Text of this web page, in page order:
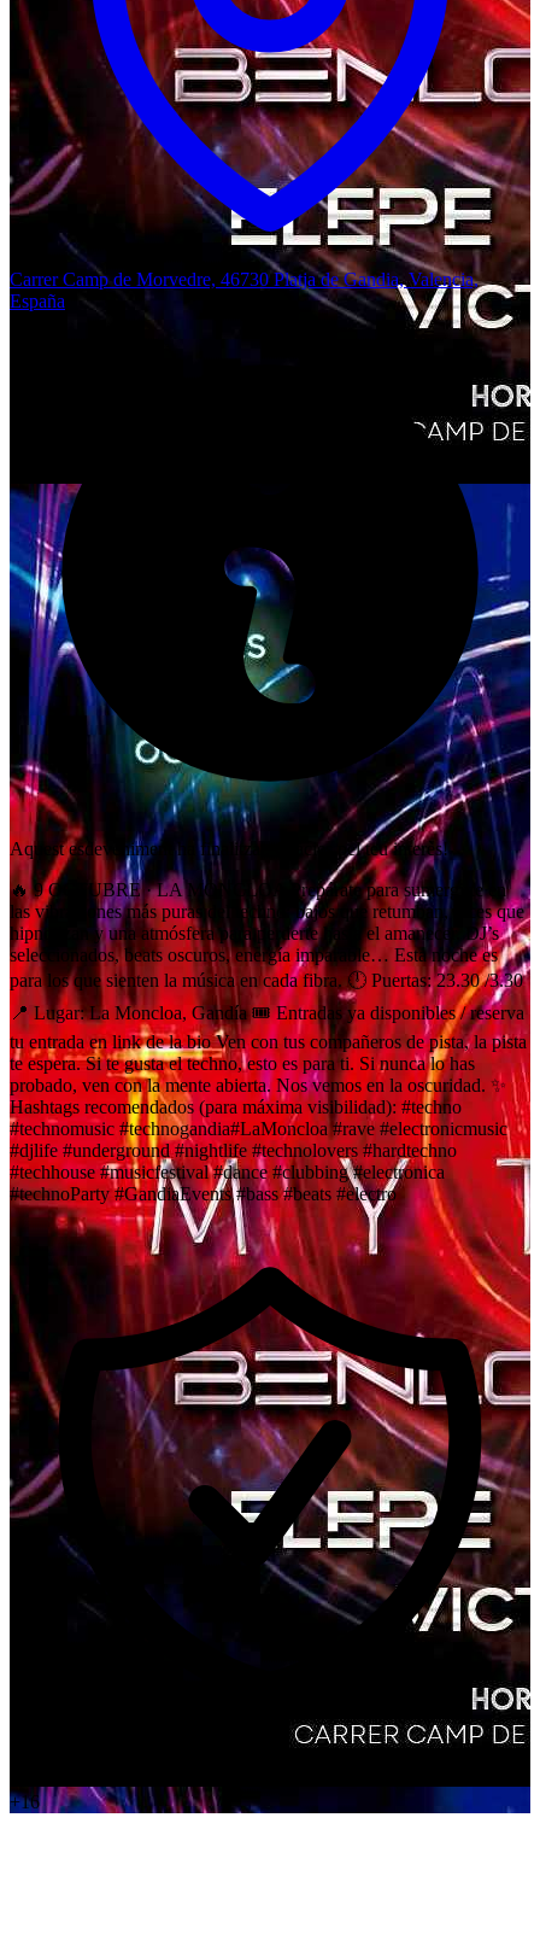
Carrer Camp de Morvedre, 46730 Platja de Gandia, Valencia,
España
Aquest esdeveniment ha finalitzat. Gràcies pel teu interès!
🔥 9 OCTUBRE · LA MONCLOA Prepárate para sumergirte en
las vibraciones más puras del techno: bajos que retumban, luces que
hipnotizan y una atmósfera para perderte hasta el amanecer. DJ’s
seleccionados, beats oscuros, energía imparable… Esta noche es
para los que sienten la música en cada fibra. 🕛 Puertas: 23.30 /3.30
📍 Lugar: La Moncloa, Gandía 🎟️ Entradas ya disponibles / reserva
tu entrada en link de la bio Ven con tus compañeros de pista, la pista
te espera. Si te gusta el techno, esto es para ti. Si nunca lo has
probado, ven con la mente abierta. Nos vemos en la oscuridad. ✨
Hashtags recomendados (para máxima visibilidad): #techno
#technomusic #technogandia#LaMoncloa #rave #electronicmusic
#djlife #underground #nightlife #technolovers #hardtechno
#techhouse #musicfestival #dance #clubbing #electronica
#technoParty #GandiaEvents #bass #beats #electro
+16